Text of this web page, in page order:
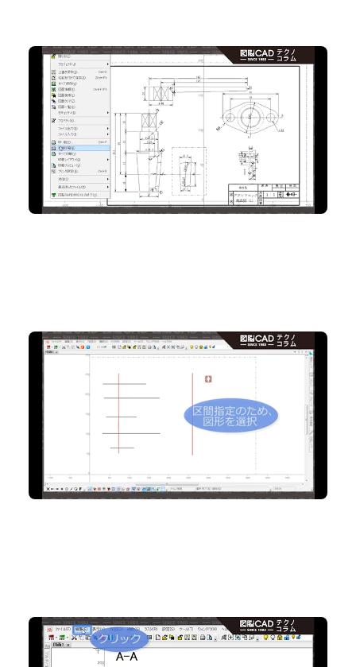
No.85 ひとつの図面に複数の印刷範囲を指定！ 「印
刷レイアウト」機能
2D CAD
No.84 「トリム／延長」コマンドで複数の線を一括編
No.83 全員整列！図形や文字の位置を揃える「図形
整列移動」